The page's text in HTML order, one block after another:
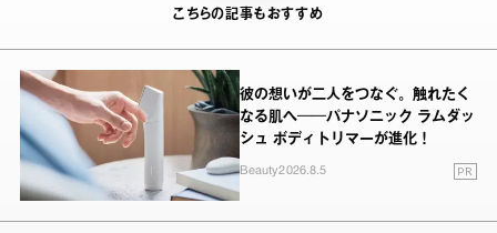
こちらの記事もおすすめ
彼の想いが二人をつなぐ。触れたく
なる肌へ──パナソニック ラムダッ
シュ ボディトリマーが進化！
Beauty2026.8.5 PR